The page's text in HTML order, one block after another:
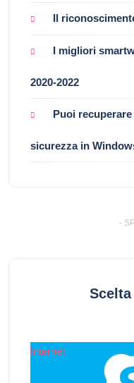
Il
I migliori
2020-2022
Puoi
sicurezza in
-
Internet